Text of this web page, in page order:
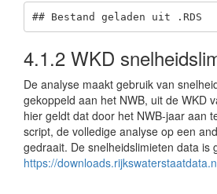
## Bestand geladen uit .RDS
4.1.2 WKD
De analyse maakt gebruik van
gekoppeld aan het NWB, uit de WKD
hier geldt dat door het NWB-jaar aan
script, de volledige analyse op een
gedraait. De snelheidslimieten data is
https://